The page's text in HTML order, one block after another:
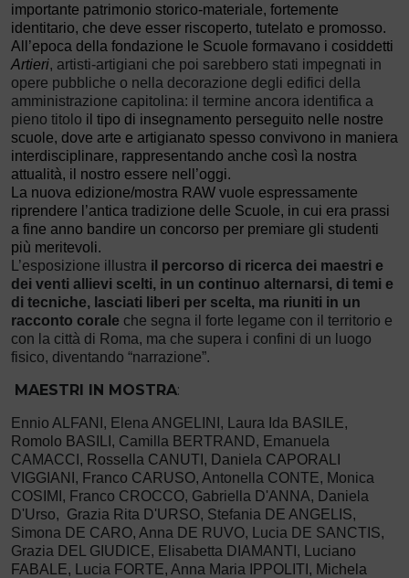
importante patrimonio storico-materiale, fortemente
identitario, che deve esser riscoperto, tutelato e promosso.
All’epoca della fondazione le Scuole formavano i cosiddetti
Artieri, artisti-artigiani che poi sarebbero stati impegnati in
opere pubbliche o nella decorazione degli edifici della
amministrazione capitolina: il termine ancora identifica a
pieno titolo il tipo di insegnamento perseguito nelle nostre
scuole, dove arte e artigianato spesso convivono in maniera
interdisciplinare, rappresentando anche così la nostra
attualità, il nostro essere nell’oggi.
La nuova edizione/mostra RAW vuole espressamente
riprendere l’antica tradizione delle Scuole, in cui era prassi
a fine anno bandire un concorso per premiare gli studenti
più meritevoli.
L’esposizione illustra il percorso di ricerca dei maestri e
dei venti allievi scelti, in un continuo alternarsi, di temi e
di tecniche, lasciati liberi per scelta, ma riuniti in un
racconto corale che segna il forte legame con il territorio e
con la città di Roma, ma che supera i confini di un luogo
fisico, diventando “narrazione”.
MAESTRI IN MOSTRA:
Ennio ALFANI, Elena ANGELINI, Laura Ida BASILE,
Romolo BASILI, Camilla BERTRAND, Emanuela
CAMACCI, Rossella CANUTI, Daniela CAPORALI
VIGGIANI, Franco CARUSO, Antonella CONTE, Monica
COSIMI, Franco CROCCO, Gabriella D'ANNA, Daniela
D'Urso, Grazia Rita D'URSO, Stefania DE ANGELIS,
Simona DE CARO, Anna DE RUVO, Lucia DE SANCTIS,
Grazia DEL GIUDICE, Elisabetta DIAMANTI, Luciano
FABALE, Lucia FORTE, Anna Maria IPPOLITI, Michela